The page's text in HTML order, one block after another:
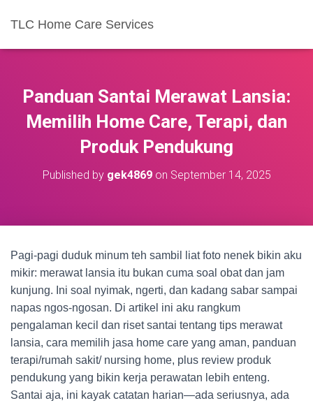
TLC Home Care Services
Panduan Santai Merawat Lansia:
Memilih Home Care, Terapi, dan
Produk Pendukung
Published by gek4869on September 14, 2025
Pagi-pagi duduk minum teh sambil liat foto nenek bikin aku
mikir: merawat lansia itu bukan cuma soal obat dan jam
kunjung. Ini soal nyimak, ngerti, dan kadang sabar sampai
napas ngos-ngosan. Di artikel ini aku rangkum
pengalaman kecil dan riset santai tentang tips merawat
lansia, cara memilih jasa home care yang aman, panduan
terapi/rumah sakit/ nursing home, plus review produk
pendukung yang bikin kerja perawatan lebih enteng.
Santai aja, ini kayak catatan harian—ada seriusnya, ada